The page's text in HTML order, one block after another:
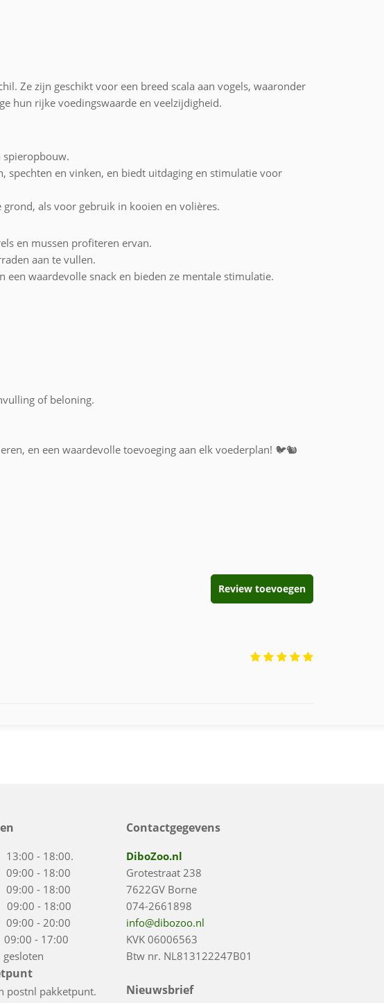
Ze zijn geschikt voor een breed scala aan vogels, waaronder
hun rijke voedingswaarde en veelzijdigheid.
spieropbouw.
spechten en vinken, en biedt uitdaging en stimulatie voor
als voor gebruik in kooien en volières.
en mussen profiteren ervan.
aan te vullen.
waardevolle snack en bieden ze mentale stimulatie.
of beloning.
en een waardevolle toevoeging aan elk voederplan! 🐦🐿️
Review toevoegen
- 18:00.
- 18:00
- 18:00
- 18:00
- 20:00
- 17:00
postnl pakketpunt.
Contactgegevens
DiboZoo.nl
Grotestraat 238
7622GV Borne
074-2661898
info@dibozoo.nl
KVK 06006563
Btw nr. NL813122247B01
Nieuwsbrief